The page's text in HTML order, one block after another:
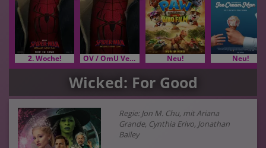
2. Woche! OV / OmU Versionen Neu! Neu!
Wicked: For Good
Regie: Jon M. Chu, mit Ariana
Grande, Cynthia Erivo, Jonathan
Bailey